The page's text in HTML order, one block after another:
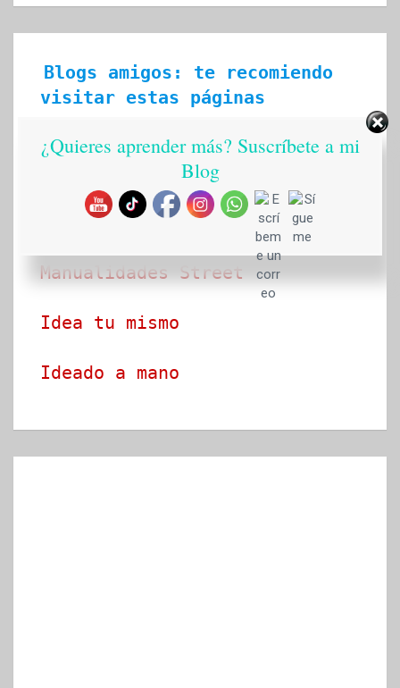
Blogs amigos: te recomiendo
visitar estas páginas
Ecobrisa Manualidades
Arte en tus manos con Lili y
Manualidades Street
Idea tu mismo
Ideado a mano
¿Quieres aprender más? Suscríbete a mi
Blog